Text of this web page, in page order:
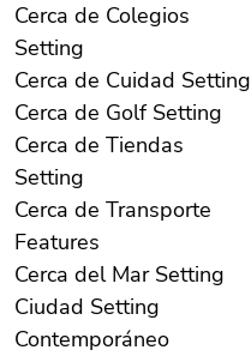
Cerca de Colegios
Setting
Cerca de Cuidad Setting
Cerca de Golf Setting
Cerca de Tiendas
Setting
Cerca de Transporte
Features
Cerca del Mar Setting
Ciudad Setting
Contemporáneo